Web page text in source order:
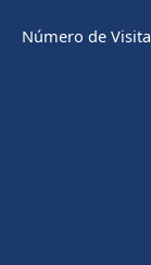
Número de